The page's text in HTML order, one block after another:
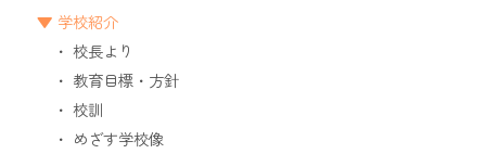
学校紹介
校長より
教育目標・方針
校訓
めざす学校像